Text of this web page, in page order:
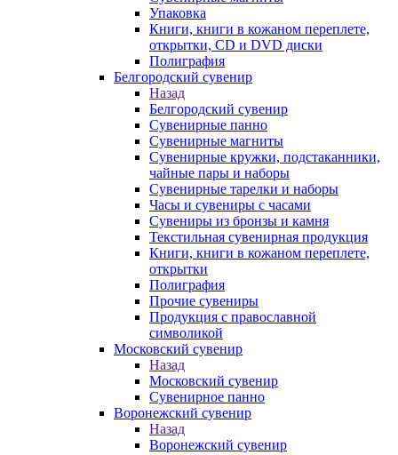
Упаковка
Книги, книги в кожаном переплете,
открытки, CD и DVD диски
Полиграфия
Белгородский сувенир
Назад
Белгородский сувенир
Сувенирные панно
Сувенирные магниты
Сувенирные кружки, подстаканники,
чайные пары и наборы
Сувенирные тарелки и наборы
Часы и сувениры с часами
Сувениры из бронзы и камня
Текстильная сувенирная продукция
Книги, книги в кожаном переплете,
открытки
Полиграфия
Прочие сувениры
Продукция с православной
символикой
Московский сувенир
Назад
Московский сувенир
Сувенирное панно
Воронежский сувенир
Назад
Воронежский сувенир